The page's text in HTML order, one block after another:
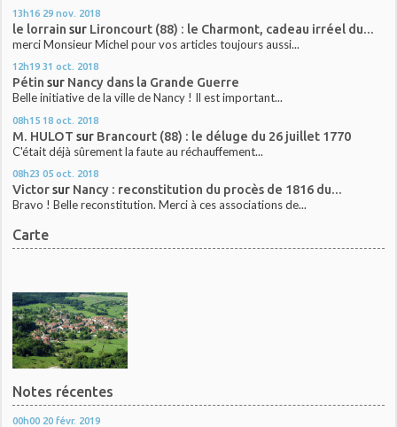
13h16 29 nov. 2018
le lorrain sur Lironcourt (88) : le Charmont, cadeau irréel du...
merci Monsieur Michel pour vos articles toujours aussi...
12h19 31 oct. 2018
Pétin sur Nancy dans la Grande Guerre
Belle initiative de la ville de Nancy ! Il est important...
08h15 18 oct. 2018
M. HULOT sur Brancourt (88) : le déluge du 26 juillet 1770
C'était déjà sûrement la faute au réchauffement...
08h23 05 oct. 2018
Victorsur Nancy : reconstitution du procès de 1816 du...
Bravo ! Belle reconstitution. Merci à ces associations de...
Carte
Notes récentes
00h00 20 févr. 2019